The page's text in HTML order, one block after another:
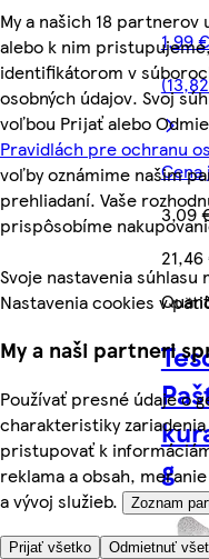
My a našich 18
alebo k nim
identifikátorom v
osobných údajov. Svoj
voľbou Prijať alebo
Pravidlách pre ochranu
voľby oznámime našim
prehliadaní. Vaše
prispôsobíme
Svoje nastavenia
Nastavenia cookies v
My a naši partneri
Používať presné údaje o
charakteristiky
pristupovať k
reklama a obsah,
a vývoj služieb.
Zoznam
Prijať všetko Odmietnuť
1,99
Cena
3,09
g